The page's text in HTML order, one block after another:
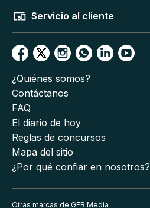
Servicio al cliente
¿Quiénes somos?
Contáctanos
FAQ
El diario de hoy
Reglas de concursos
Mapa del sitio
¿Por qué confiar en nosotros?
Otras marcas de GFR Media